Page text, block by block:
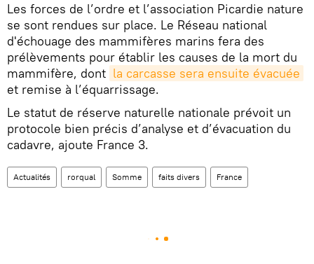
Les forces de l’ordre et l’association Picardie nature
se sont rendues sur place. Le Réseau national
d'échouage des mammifères marins fera des
prélèvements pour établir les causes de la mort du
mammifère, dont la carcasse sera ensuite évacuée
et remise à l’équarrissage.
Le statut de réserve naturelle nationale prévoit un
protocole bien précis d’analyse et d’évacuation du
cadavre, ajoute France 3.
Actualités rorqual Somme faits divers France